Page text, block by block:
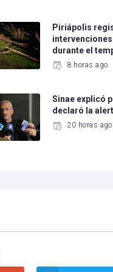
Piriápolis
durante el
8 horas ago
Sinae explicó
declaró la
20 horas ago